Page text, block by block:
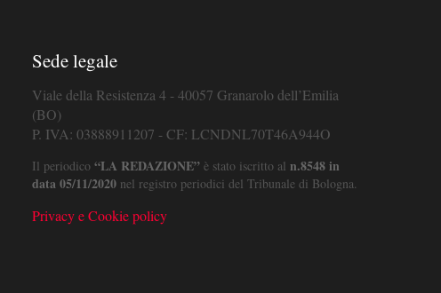
Sede legale
Viale della Resistenza 4 - 40057 Granarolo dell’Emilia
(BO)
P. IVA: 03888911207 - CF: LCNDNL70T46A944O
Il periodico “LA REDAZIONE”è stato iscritto al n.8548 in
data 05/11/2020nel registro periodici del Tribunale di Bologna.
Privacy e Cookie policy